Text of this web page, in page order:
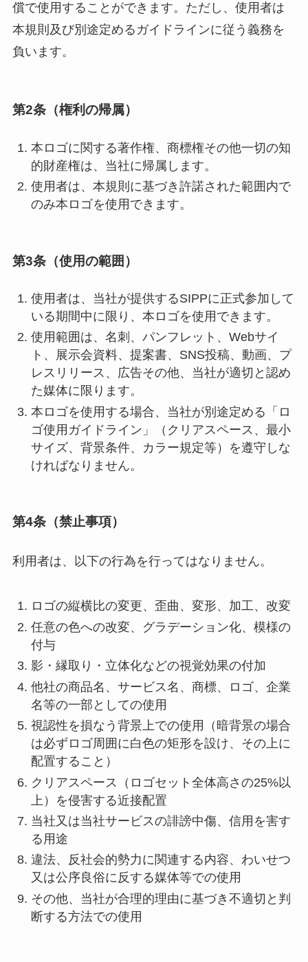
償で使用することができます。ただし、使用者は
本規則及び別途定めるガイドラインに従う義務を
負います。
第2条（権利の帰属）
本ロゴに関する著作権、商標権その他一切の知
的財産権は、当社に帰属します。
使用者は、本規則に基づき許諾された範囲内で
のみ本ロゴを使用できます。
第3条（使用の範囲）
使用者は、当社が提供するSIPPに正式参加して
いる期間中に限り、本ロゴを使用できます。
使用範囲は、名刺、パンフレット、Webサイ
ト、展示会資料、提案書、SNS投稿、動画、プ
レスリリース、広告その他、当社が適切と認め
た媒体に限ります。
本ロゴを使用する場合、当社が別途定める「ロ
ゴ使用ガイドライン」（クリアスペース、最小
サイズ、背景条件、カラー規定等）を遵守しな
ければなりません。
第4条（禁止事項）
利用者は、以下の行為を行ってはなりません。
ロゴの縦横比の変更、歪曲、変形、加工、改変
任意の色への改変、グラデーション化、模様の
付与
影・縁取り・立体化などの視覚効果の付加
他社の商品名、サービス名、商標、ロゴ、企業
名等の一部としての使用
視認性を損なう背景上での使用（暗背景の場合
は必ずロゴ周囲に白色の矩形を設け、その上に
配置すること）
クリアスペース（ロゴセット全体高さの25%以
上）を侵害する近接配置
当社又は当社サービスの誹謗中傷、信用を害す
る用途
違法、反社会的勢力に関連する内容、わいせつ
又は公序良俗に反する媒体等での使用
その他、当社が合理的理由に基づき不適切と判
断する方法での使用